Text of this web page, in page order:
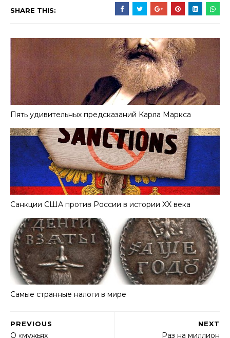
SHARE THIS:
Пять удивительных предсказаний Карла Маркса
Санкции США против России в истории XX века
Самые странные налоги в мире
NEXT
Раз на миллион
PREVIOUS
О «мужьях